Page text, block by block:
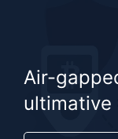
Air-
ultimative